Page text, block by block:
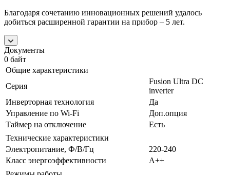
Благодаря сочетанию инновационных решений удалось
добиться расширенной гарантии на прибор – 5 лет.
Документы
0 байт
Общие характеристики
Серия
Fusion Ultra DC
inverter
Инверторная технология
Да
Управление по Wi-Fi
Доп.опция
Таймер на отключение
Есть
Технические характеристики
Электропитание, Ф/В/Гц
220-240
Класс энергоэффективности
A++